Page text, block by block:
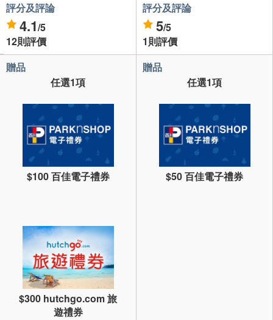
評分及評論
4.1/5
12則評價
評分及評論
5/5
1則評價
贈品
任選1項
$100 百佳電子禮券
$300 hutchgo.com 旅
遊禮券
贈品
任選1項
$50 百佳電子禮券